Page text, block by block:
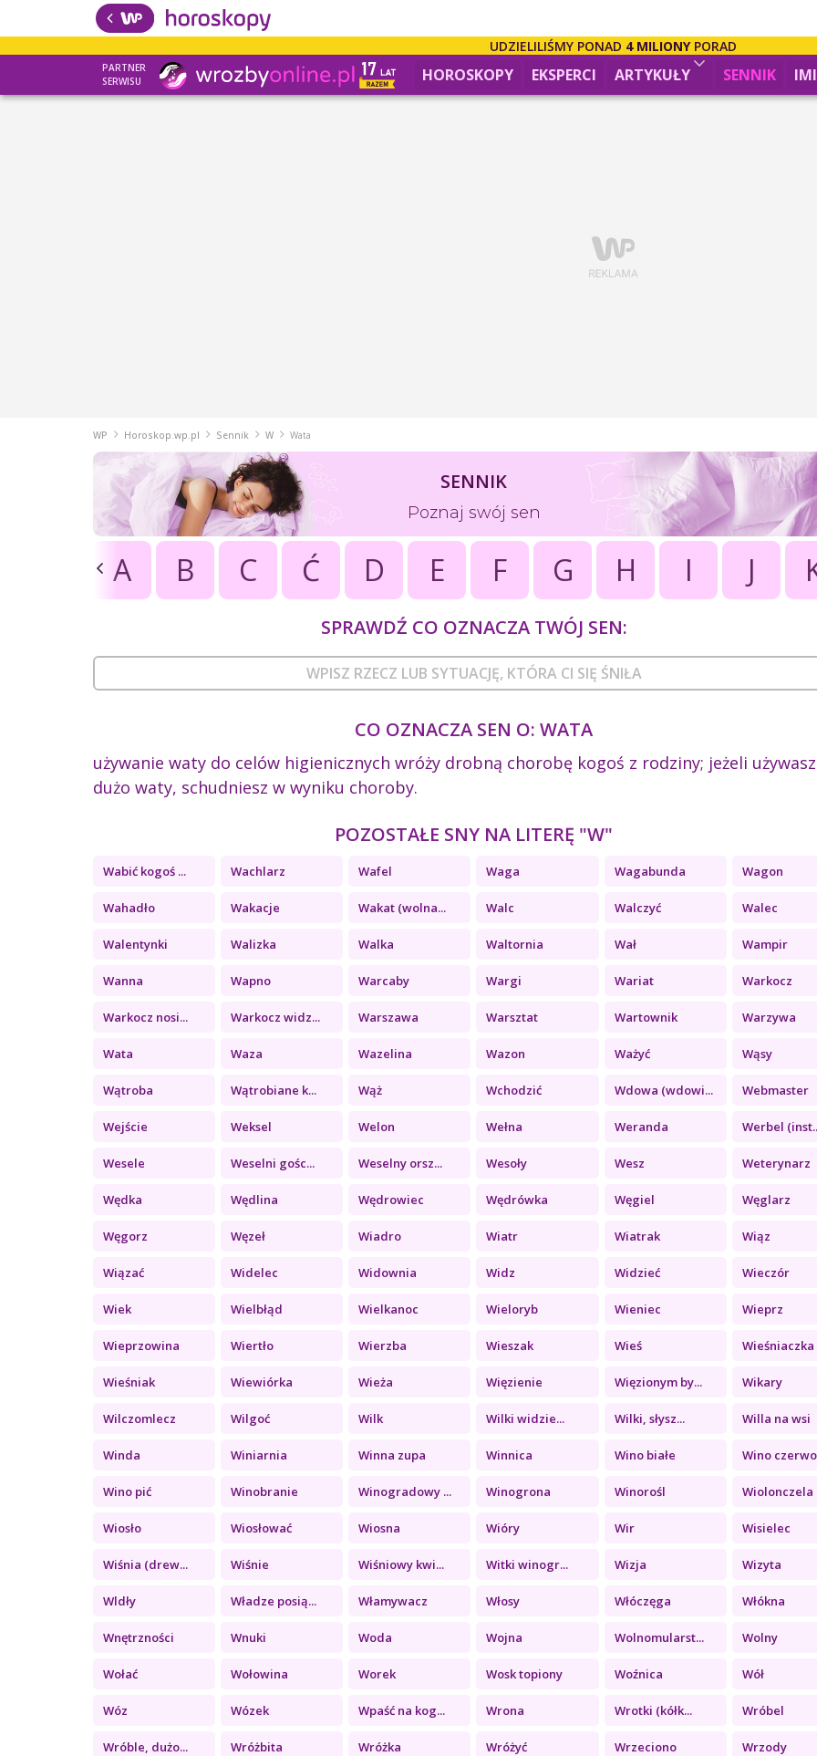
UDZIELILIŚMY PONAD 4 MILIONYPORAD
PARTNER
SERWISU
HOROSKOPY EKSPERCI ARTYKUŁY SENNIK
WP Horoskop.wp.pl Sennik W Wata
SENNIK
Poznaj swój sen
A B C Ć D E F G H I J
SPRAWDŹ CO OZNACZA TWÓJ SEN:
CO OZNACZA SEN O: WATA
używanie waty do celów higienicznych wróży drobną chorobę kogoś z rodziny; jeżeli używasz
dużo waty, schudniesz w wyniku choroby.
POZOSTAŁE SNY NA LITERĘ "W"
Wabić kogoś ... Wachlarz Wafel Waga Wagabunda Wagon
Wahadło Wakacje Wakat (wolna... Walc Walczyć Walec
Walentynki Walizka Walka Waltornia Wał Wampir
Wanna Wapno Warcaby Wargi Wariat Warkocz
Warkocz nosi... Warkocz widz... Warszawa Warsztat Wartownik Warzywa
Wata Waza Wazelina Wazon Ważyć Wąsy
Wątroba Wątrobiane k... Wąż Wchodzić Wdowa (wdowi... Webmaster
Wejście Weksel Welon Wełna Weranda Werbel
Wesele Weselni gośc... Weselny orsz... Wesoły Wesz Weterynarz
Wędka Wędlina Wędrowiec Wędrówka Węgiel Węglarz
Węgorz Węzeł Wiadro Wiatr Wiatrak Wiąz
Wiązać Widelec Widownia Widz Widzieć Wieczór
Wiek Wielbłąd Wielkanoc Wieloryb Wieniec Wieprz
Wieprzowina Wiertło Wierzba Wieszak Wieś Wieśniaczka
Wieśniak Wiewiórka Wieża Więzienie Więzionym by... Wikary
Wilczomlecz Wilgoć Wilk Wilki widzie... Wilki, słysz... Willa na wsi
Winda Winiarnia Winna zupa Winnica Wino białe Wino
Wino pić Winobranie Winogradowy ... Winogrona Winorośl Wiolonczela
Wiosło Wiosłować Wiosna Wióry Wir Wisielec
Wiśnia (drew... Wiśnie Wiśniowy kwi... Witki winogr... Wizja Wizyta
Wldły Władze posią... Włamywacz Włosy Włóczęga Włókna
Wnętrzności Wnuki Woda Wojna Wolnomularst... Wolny
Wołać Wołowina Worek Wosk topiony Woźnica Wół
Wóz Wózek Wpaść na kog... Wrona Wrotki (kółk... Wróbel
Wróble, dużo... Wróżbita Wróżka Wróżyć Wrzeciono Wrzody